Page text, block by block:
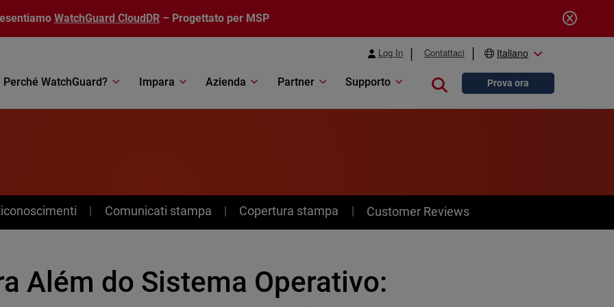
WatchGuard CloudDR – Progettato per MSP
Log In Contattaci Italiano
Perché WatchGuard? Impara Azienda Partner Supporto Close searchProva ora
Comunicati stampa Copertura stampa Customer Reviews
Além do Sistema Operativo: